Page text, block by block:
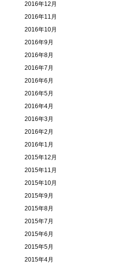
2016年12月
2016年11月
2016年10月
2016年9月
2016年8月
2016年7月
2016年6月
2016年5月
2016年4月
2016年3月
2016年2月
2016年1月
2015年12月
2015年11月
2015年10月
2015年9月
2015年8月
2015年7月
2015年6月
2015年5月
2015年4月